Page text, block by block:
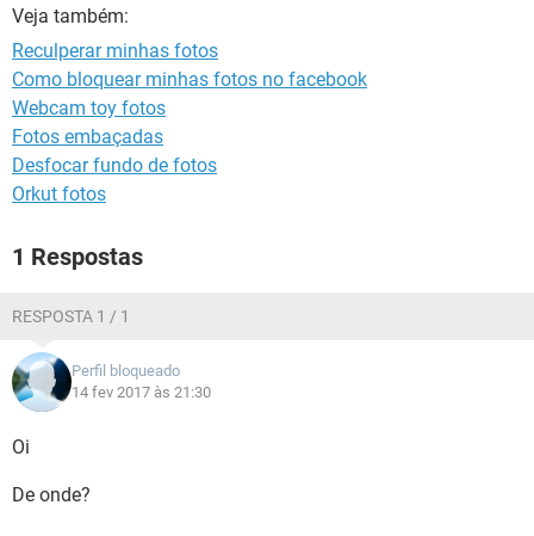
GUIA DE COMPRAS
Veja também:
Reculperar minhas fotos
Como bloquear minhas fotos no facebook
Webcam toy fotos
Fotos embaçadas
Desfocar fundo de fotos
Orkut fotos
1 Respostas
RESPOSTA 1 / 1
Perfil bloqueado
14 fev 2017 às 21:30
Oi
De onde?